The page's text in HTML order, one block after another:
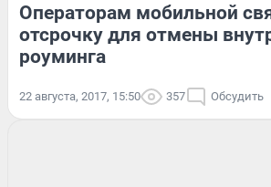
Операторам мобильной
отсрочку для отмены
роуминга
22 августа, 2017, 15:50 357 Обсудить